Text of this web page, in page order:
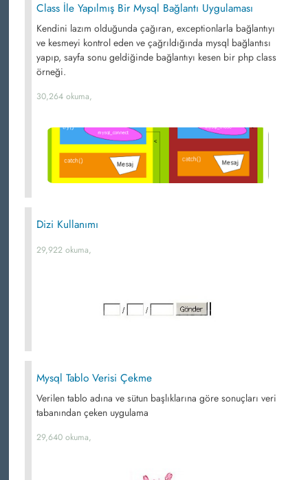
Class İle Yapılmış Bir Mysql Bağlantı Uygulaması
Kendini lazım olduğunda çağıran, exceptionlarla bağlantıyı
ve kesmeyi kontrol eden ve çağrıldığında mysql bağlantısı
yapıp, sayfa sonu geldiğinde bağlantıyı kesen bir php class
örneği.
30,264 okuma,
Dizi Kullanımı
29,922 okuma,
Mysql Tablo Verisi Çekme
Verilen tablo adına ve sütun başlıklarına göre sonuçları veri
tabanından çeken uygulama
29,640 okuma,